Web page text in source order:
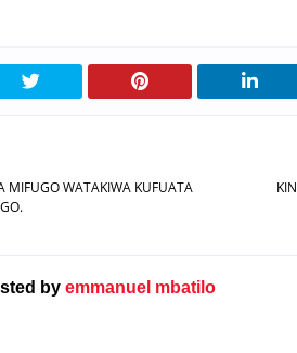
MIFUGO WATAKIWA KUFUATA
by emmanuel mbatilo